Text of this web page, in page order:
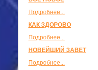
Подробнее...
КАК ЗДОРОВО
Подробнее...
НОВЕЙШИЙ ЗАВЕТ
Подробнее...